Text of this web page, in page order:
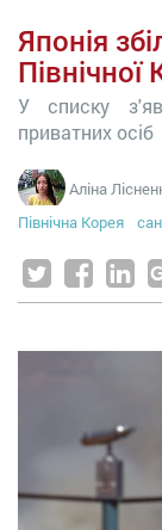
Японія
Північної
У списку
приватних осіб
Аліна
Північна Корея